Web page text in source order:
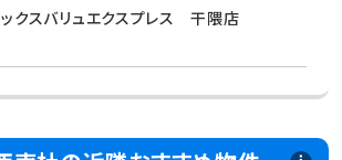
クスバリュエクスプレス 干隈店